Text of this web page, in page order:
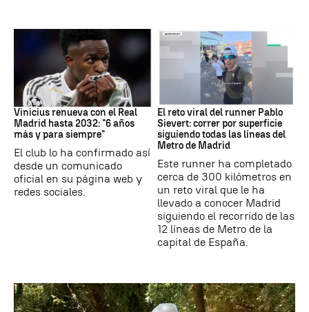
Vinicius Jr
Vinicius renueva con el Real
Madrid hasta 2032: "6 años
más y para siempre"
El club lo ha confirmado así
desde un comunicado
oficial en su página web y
redes sociales.
El reto viral del runner Pablo
Sievert: correr por superficie
siguiendo todas las líneas del
Metro de Madrid
Este runner ha completado
cerca de 300 kilómetros en
un reto viral que le ha
llevado a conocer Madrid
siguiendo el recorrido de las
12 líneas de Metro de la
capital de España.